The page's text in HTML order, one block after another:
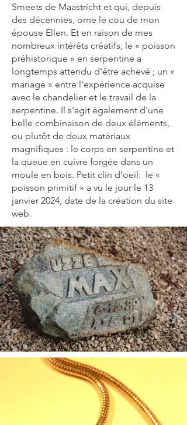
Smeets de Maastricht et qui, depuis
des décennies, orne le cou de mon
épouse Ellen. Et en raison de mes
nombreux intérêts créatifs, le « poisson
préhistorique » en serpentine a
longtemps attendu d'être achevé ; un «
mariage » entre l'expérience acquise
avec le chandelier et le travail de la
serpentine. Il s'agit également d'une
belle combinaison de deux éléments,
ou plutôt de deux matériaux
magnifiques : le corps en serpentine et
la queue en cuivre forgée dans un
moule en bois. Petit clin d'oeil: le «
poisson primitif » a vu le jour le 13
janvier 2024, date de la création du site
web.